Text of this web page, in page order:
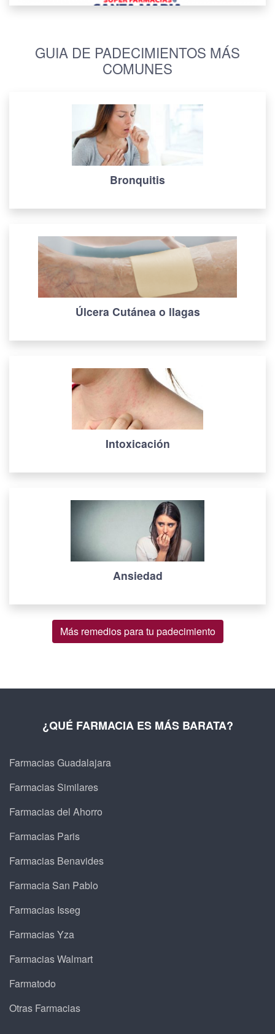
GUIA DE PADECIMIENTOS MÁS
COMUNES
Bronquitis
Úlcera Cutánea o llagas
Intoxicación
Ansiedad
Más remedios para tu padecimiento
¿QUÉ FARMACIA ES MÁS BARATA?
Farmacias Guadalajara
Farmacias Similares
Farmacias del Ahorro
Farmacias Paris
Farmacias Benavides
Farmacia San Pablo
Farmacias Isseg
Farmacias Yza
Farmacias Walmart
Farmatodo
Otras Farmacias